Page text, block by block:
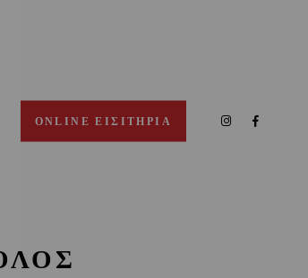
ONLINE ΕΙΣΙΤΗΡΙΑ